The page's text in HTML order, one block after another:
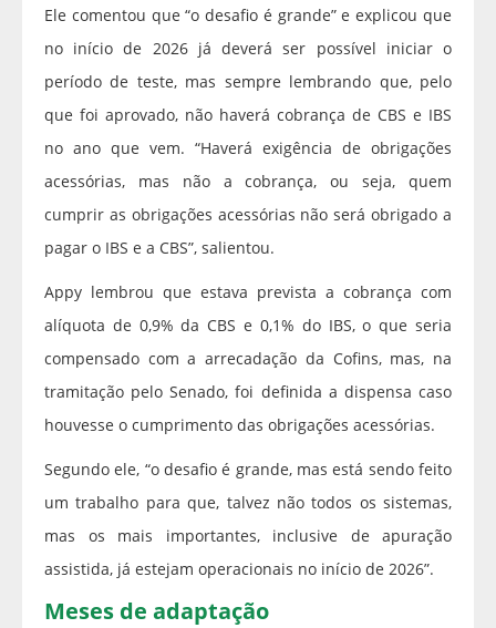
Ele comentou que “o desafio é grande” e explicou que
no início de 2026 já deverá ser possível iniciar o
período de teste, mas sempre lembrando que, pelo
que foi aprovado, não haverá cobrança de CBS e IBS
no ano que vem. “Haverá exigência de obrigações
acessórias, mas não a cobrança, ou seja, quem
cumprir as obrigações acessórias não será obrigado a
pagar o IBS e a CBS”, salientou.
Appy lembrou que estava prevista a cobrança com
alíquota de 0,9% da CBS e 0,1% do IBS, o que seria
compensado com a arrecadação da Cofins, mas, na
tramitação pelo Senado, foi definida a dispensa caso
houvesse o cumprimento das obrigações acessórias.
Segundo ele, “o desafio é grande, mas está sendo feito
um trabalho para que, talvez não todos os sistemas,
mas os mais importantes, inclusive de apuração
assistida, já estejam operacionais no início de 2026”.
Meses de adaptação